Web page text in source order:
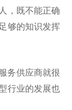
，既不能正确
够的知识发挥
务供应商就很
行业的发展也